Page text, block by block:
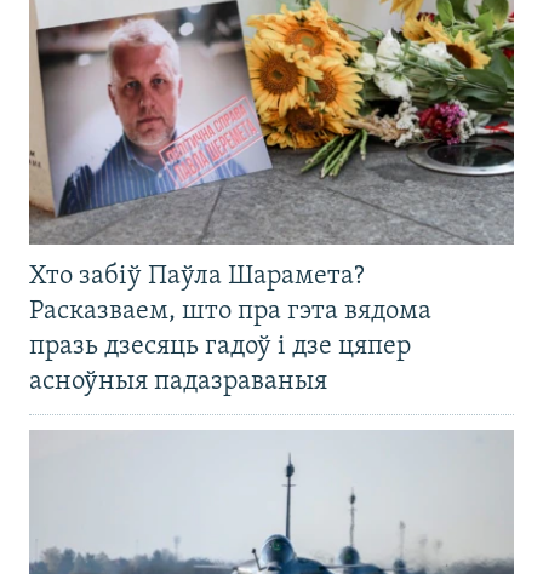
Хто забіў Паўла Шарамета?
Расказваем, што пра гэта вядома
празь дзесяць гадоў і дзе цяпер
асноўныя падазраваныя